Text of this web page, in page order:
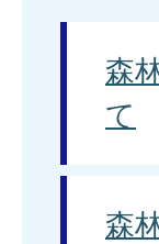
森
て
森